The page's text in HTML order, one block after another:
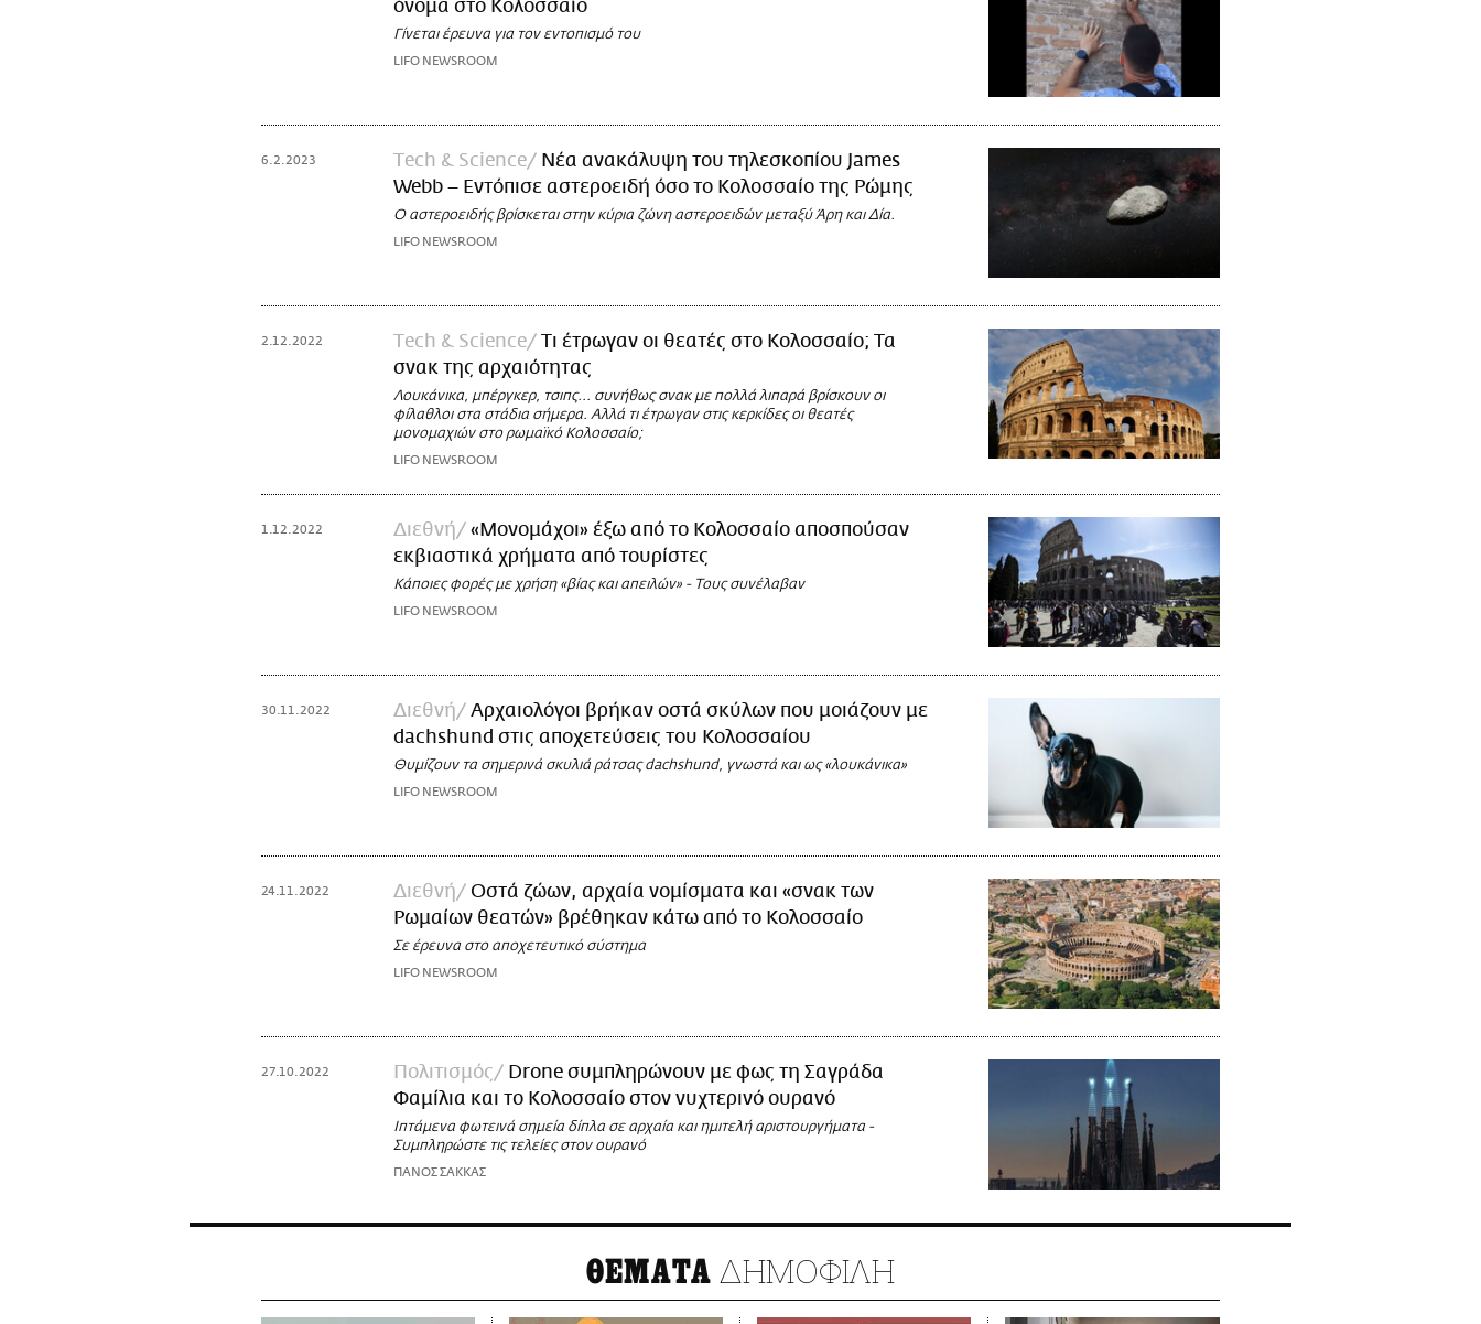
όνομα στο Κολοσσαίο
Γίνεται έρευνα για τον εντοπισμό του
LIFO NEWSROOM
6.2.2023 Τech & Science
Νέα ανακάλυψη του τηλεσκοπίου James
Webb – Εντόπισε αστεροειδή όσο το Κολοσσαίο της Ρώμης
Ο αστεροειδής βρίσκεται στην κύρια ζώνη αστεροειδών μεταξύ Άρη και Δία.
LIFO NEWSROOM
2.12.2022 Τech & Science
Τι έτρωγαν οι θεατές στο Κολοσσαίο; Τα
σνακ της αρχαιότητας
Λουκάνικα, μπέργκερ, τσιπς... συνήθως σνακ με πολλά λιπαρά βρίσκουν οι
φίλαθλοι στα στάδια σήμερα. Αλλά τι έτρωγαν στις κερκίδες οι θεατές
μονομαχιών στο ρωμαϊκό Κολοσσαίο;
LIFO NEWSROOM
1.12.2022 Διεθνή
«Μονομάχοι» έξω από το Κολοσσαίο αποσπούσαν
εκβιαστικά χρήματα από τουρίστες
Κάποιες φορές με χρήση «βίας και απειλών» - Τους συνέλαβαν
LIFO NEWSROOM
30.11.2022 Διεθνή
Αρχαιολόγοι βρήκαν οστά σκύλων που μοιάζουν με
dachshund στις αποχετεύσεις του Κολοσσαίου
Θυμίζουν τα σημερινά σκυλιά ράτσας dachshund, γνωστά και ως «λουκάνικα»
LIFO NEWSROOM
24.11.2022 Διεθνή
Οστά ζώων, αρχαία νομίσματα και «σνακ των
Ρωμαίων θεατών» βρέθηκαν κάτω από το Κολοσσαίο
Σε έρευνα στο αποχετευτικό σύστημα
LIFO NEWSROOM
27.10.2022 Πολιτισμός
Drone συμπληρώνουν με φως τη Σαγράδα
Φαμίλια και το Κολοσσαίο στον νυχτερινό ουρανό
Ιπτάμενα φωτεινά σημεία δίπλα σε αρχαία και ημιτελή αριστουργήματα -
Συμπληρώστε τις τελείες στον ουρανό
ΠΑΝΟΣ ΣΑΚΚΑΣ
ΘΕΜΑΤΑ ΔΗΜΟΦΙΛΗ